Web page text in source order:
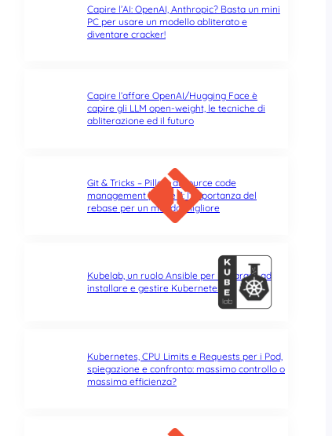
Capire l’AI: OpenAI, Anthropic? Basta un mini
PC per usare un modello abliterato e
diventare cracker!
Capire l’affare OpenAI/Hugging Face è
capire gli LLM open-weight, le tecniche di
abliterazione ed il futuro
Git & Tricks – Pillole di source code
management | Parte 3: l’importanza del
rebase per un mondo migliore
Kubelab, un ruolo Ansible per imparare ad
installare e gestire Kubernetes
Kubernetes, CPU Limits e Requests per i Pod,
spiegazione e confronto: massimo controllo o
massima efficienza?